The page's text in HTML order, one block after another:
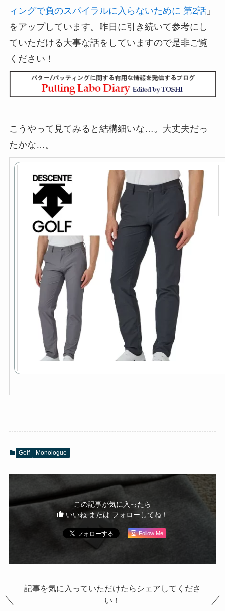
ィングで負のスパイラルに入らないために 第2話」
をアップしています。昨日に引き続いて参考にし
ていただける大事な話をしていますので是非ご覧
ください！
こうやって見てみると結構細いな…。大丈夫だっ
たかな…。
Golf Monologue
この記事が気に入ったら
いいね または フォローしてね！
Follow Me
記事を気に入っていただけたらシェアしてくださ
い！